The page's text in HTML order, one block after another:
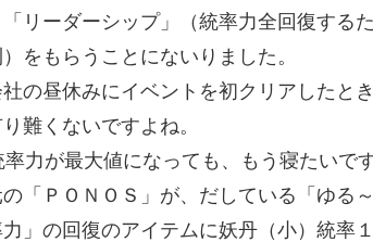
リーダーシップ」（統率力全回復する
をもらうことにないりました。
の昼休みにイベントを初クリアしたと
難くないですよね。
力が最大値になっても、もう寝たいです
「ＰＯＮＯＳ」が、だしている「ゆる
」の回復のアイテムに妖丹（小）統率